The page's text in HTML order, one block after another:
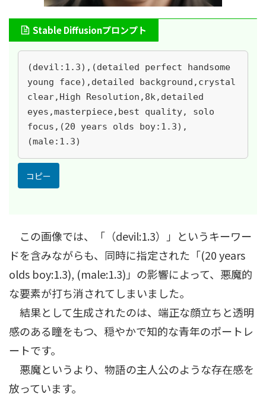
Stable Diffusionプロンプト
(devil:1.3),(detailed perfect handsome
young face),detailed background,crystal
clear,High Resolution,8k,detailed
eyes,masterpiece,best quality, solo
focus,(20 years olds boy:1.3),
(male:1.3)
コピー
この画像では、「（devil:1.3）」というキーワー
ドを含みながらも、同時に指定された「(20 years
olds boy:1.3), (male:1.3)」の影響によって、悪魔的
な要素が打ち消されてしまいました。
結果として生成されたのは、端正な顔立ちと透明
感のある瞳をもつ、穏やかで知的な青年のポートレ
ートです。
悪魔というより、物語の主人公のような存在感を
放っています。